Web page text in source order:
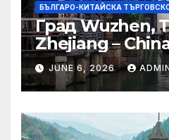
БЪЛГАРО-КИТАЙСКА
Град Wuzhen,
Zhejiang –
JUNE 6, 2026